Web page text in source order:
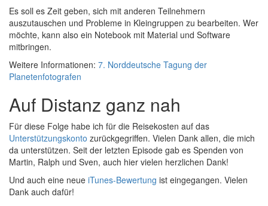
Es soll es Zeit geben, sich mit anderen Teilnehmern
auszutauschen und Probleme in Kleingruppen zu bearbeiten. Wer
möchte, kann also ein Notebook mit Material und Software
mitbringen.
Weitere Informationen: 7. Norddeutsche Tagung der
Planetenfotografen
Auf Distanz ganz nah
Für diese Folge habe ich für die Reisekosten auf das
Unterstützungskonto zurückgegriffen. Vielen Dank allen, die mich
da unterstützen. Seit der letzten Episode gab es Spenden von
Martin, Ralph und Sven, auch hier vielen herzlichen Dank!
Und auch eine neue iTunes-Bewertung ist eingegangen. Vielen
Dank auch dafür!